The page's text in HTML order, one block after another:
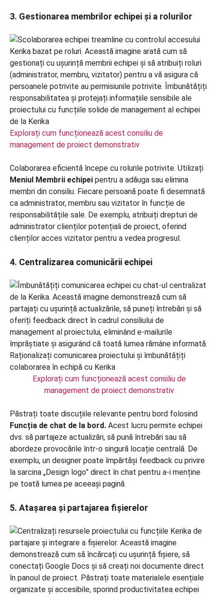
3. Gestionarea membrilor echipei și a rolurilor
Explorați cum funcționează acest consiliu de
management de proiect demonstrativ
Colaborarea eficientă începe cu rolurile potrivite. Utilizați
Meniul Membrii echipei pentru a adăuga sau elimina
membri din consiliu. Fiecare persoană poate fi desemnată
ca administrator, membru sau vizitator în funcție de
responsabilitățile sale. De exemplu, atribuiți drepturi de
administrator clienților potențiali de proiect, oferind
clienților acces vizitator pentru a vedea progresul.
4. Centralizarea comunicării echipei
Explorați cum funcționează acest consiliu de
management de proiect demonstrativ
Păstrați toate discuțiile relevante pentru bord folosind
Funcția de chat de la bord. Acest lucru permite echipei
dvs. să partajeze actualizări, să pună întrebări sau să
abordeze provocările într-o singură locație centrală. De
exemplu, un designer poate împărtăși feedback cu privire
la sarcina „Design logo” direct în chat pentru a-i menține
pe toată lumea pe aceeași pagină.
5. Atașarea și partajarea fișierelor